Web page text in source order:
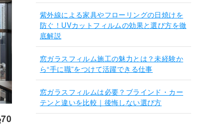
紫外線による家具やフローリングの日焼けを
防ぐ！UVカットフィルムの効果と選び方を徹
底解説
窓ガラスフィルム施工の魅力とは？未経験か
ら“手に職”をつけて活躍できる仕事
窓ガラスフィルムは必要？ブラインド・カー
テンと違いを比較｜後悔しない選び方